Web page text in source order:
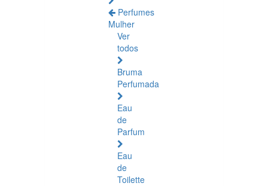
Perfumes
Mulher
Ver
todos
Bruma
Perfumada
Eau
de
Parfum
Eau
de
Toilette